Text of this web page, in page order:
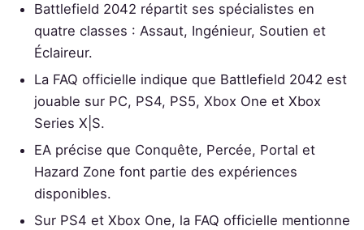
Battlefield 2042 répartit ses spécialistes en
quatre classes : Assaut, Ingénieur, Soutien et
Éclaireur.
La FAQ officielle indique que Battlefield 2042 est
jouable sur PC, PS4, PS5, Xbox One et Xbox
Series X|S.
EA précise que Conquête, Percée, Portal et
Hazard Zone font partie des expériences
disponibles.
Sur PS4 et Xbox One, la FAQ officielle mentionne